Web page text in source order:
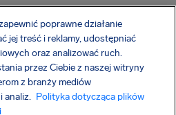
SocialTwitter
SocialInstagram
SocialLinkedin
DARMOWĄ APLIKACJĘ
poprawne działanie
jej treść i reklamy, udostępniać
oraz analizować ruch.
przez Ciebie z naszej witryny
z branży mediów
analiz. Polityka dotycząca plików